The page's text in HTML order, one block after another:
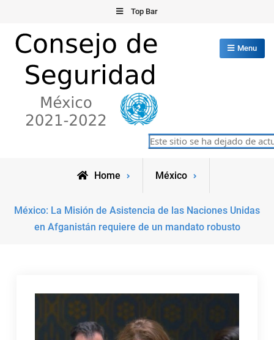
content
Top Bar
Consejo de Seguridad de las
Naciones Unidas
Menu
Este sitio se ha dejado de
Home México
México: La Misión de Asistencia de las Naciones Unidas
en Afganistán requiere de un mandato robusto